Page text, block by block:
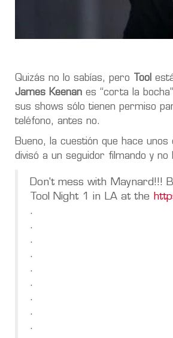
Quizás no lo sabías, pero Tool
James Keenan es “corta la
sus shows sólo tienen permiso
teléfono, antes no.
Bueno, la cuestión que hace unos
divisó a un seguidor filmando y no
Don't mess with Maynard!!!
Tool Night 1 in LA at the
.
.
.
.
.
.
.
.
.